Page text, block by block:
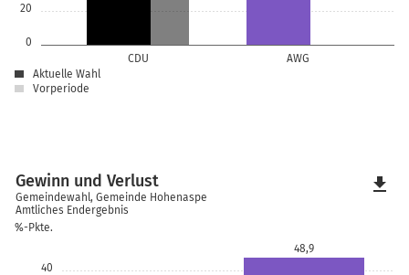
0
20
CDU AWG
Aktuelle Wahl
Vorperiode
40
%-Pkte.
48,9
Gewinn und Verlust
Gemeindewahl, Gemeinde Hohenaspe
Amtliches Endergebnis
file_download